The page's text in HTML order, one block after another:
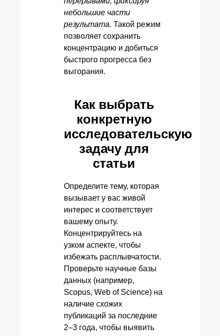
небольшие части
результата. Такой режим
позволяет сохранить
концентрацию и добиться
быстрого прогресса без
выгорания.
Как выбрать
конкретную
исследовательскую
задачу для
статьи
Определите тему, которая
вызывает у вас живой
интерес и соответствует
вашему опыту.
Концентрируйтесь на
узком аспекте, чтобы
избежать расплывчатости.
Проверьте научные базы
данных (например,
Scopus, Web of Science) на
наличие схожих
публикаций за последние
2–3 года, чтобы выявить